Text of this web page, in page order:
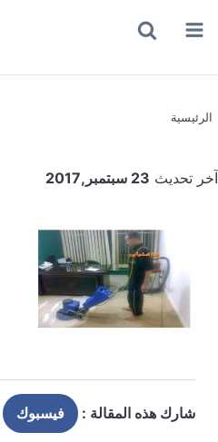
القائمة
الرئيسية
آخر تحديث 23 سبتمبر,2017
شارك هذه المقالة : فيسبوك